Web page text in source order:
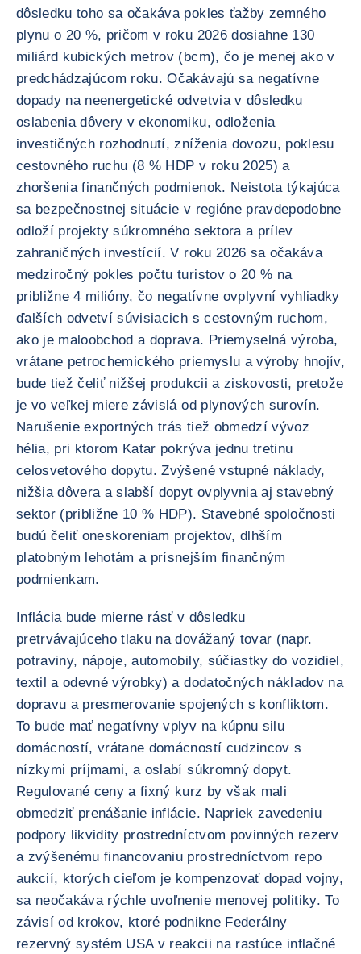
dôsledku toho sa očakáva pokles ťažby zemného
plynu o 20 %, pričom v roku 2026 dosiahne 130
miliárd kubických metrov (bcm), čo je menej ako v
predchádzajúcom roku. Očakávajú sa negatívne
dopady na neenergetické odvetvia v dôsledku
oslabenia dôvery v ekonomiku, odloženia
investičných rozhodnutí, zníženia dovozu, poklesu
cestovného ruchu (8 % HDP v roku 2025) a
zhoršenia finančných podmienok. Neistota týkajúca
sa bezpečnostnej situácie v regióne pravdepodobne
odloží projekty súkromného sektora a prílev
zahraničných investícií. V roku 2026 sa očakáva
medziročný pokles počtu turistov o 20 % na
približne 4 milióny, čo negatívne ovplyvní vyhliadky
ďalších odvetví súvisiacich s cestovným ruchom,
ako je maloobchod a doprava. Priemyselná výroba,
vrátane petrochemického priemyslu a výroby hnojív,
bude tiež čeliť nižšej produkcii a ziskovosti, pretože
je vo veľkej miere závislá od plynových surovín.
Narušenie exportných trás tiež obmedzí vývoz
hélia, pri ktorom Katar pokrýva jednu tretinu
celosvetového dopytu. Zvýšené vstupné náklady,
nižšia dôvera a slabší dopyt ovplyvnia aj stavebný
sektor (približne 10 % HDP). Stavebné spoločnosti
budú čeliť oneskoreniam projektov, dlhším
platobným lehotám a prísnejším finančným
podmienkam.
Inflácia bude mierne rásť v dôsledku
pretrvávajúceho tlaku na dovážaný tovar (napr.
potraviny, nápoje, automobily, súčiastky do vozidiel,
textil a odevné výrobky) a dodatočných nákladov na
dopravu a presmerovanie spojených s konfliktom.
To bude mať negatívny vplyv na kúpnu silu
domácností, vrátane domácností cudzincov s
nízkymi príjmami, a oslabí súkromný dopyt.
Regulované ceny a fixný kurz by však mali
obmedziť prenášanie inflácie. Napriek zavedeniu
podpory likvidity prostredníctvom povinných rezerv
a zvýšenému financovaniu prostredníctvom repo
aukcií, ktorých cieľom je kompenzovať dopad vojny,
sa neočakáva rýchle uvoľnenie menovej politiky. To
závisí od krokov, ktoré podnikne Federálny
rezervný systém USA v reakcii na rastúce inflačné